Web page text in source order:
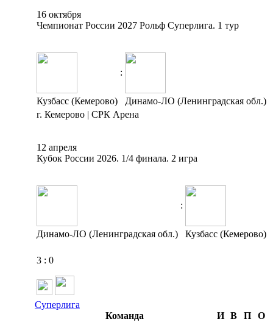
16 октября
Чемпионат России 2027 Рольф Суперлига. 1 тур
:
Кузбасс (Кемерово)
Динамо-ЛО (Ленинградская обл.)
г. Кемерово | СРК Арена
12 апреля
Кубок России 2026. 1/4 финала. 2 игра
:
Динамо-ЛО (Ленинградская обл.) Кузбасс (Кемерово)
3 : 0
Суперлига
Команда
И В П
О